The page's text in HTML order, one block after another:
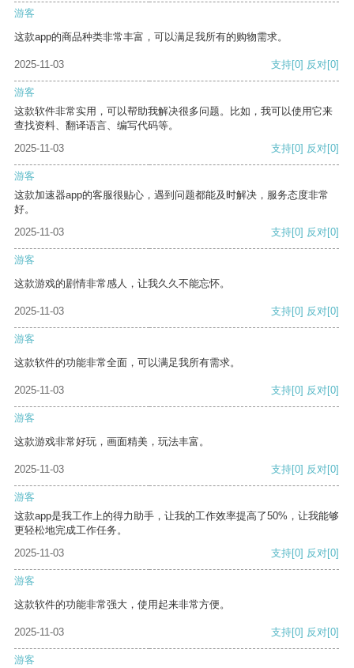
游客
这款app的商品种类非常丰富，可以满足我所有的购物需求。
2025-11-03 支持[0] 反对[0]
游客
这款软件非常实用，可以帮助我解决很多问题。比如，我可以使用它来
查找资料、翻译语言、编写代码等。
2025-11-03
支持[0] 反对[0]
游客
这款加速器app的客服很贴心，遇到问题都能及时解决，服务态度非常
好。
2025-11-03
支持[0] 反对[0]
游客
这款游戏的剧情非常感人，让我久久不能忘怀。
2025-11-03 支持[0] 反对[0]
游客
这款软件的功能非常全面，可以满足我所有需求。
2025-11-03 支持[0] 反对[0]
游客
这款游戏非常好玩，画面精美，玩法丰富。
2025-11-03 支持[0] 反对[0]
游客
这款app是我工作上的得力助手，让我的工作效率提高了50%，让我能够
更轻松地完成工作任务。
2025-11-03
支持[0] 反对[0]
游客
这款软件的功能非常强大，使用起来非常方便。
2025-11-03 支持[0] 反对[0]
游客